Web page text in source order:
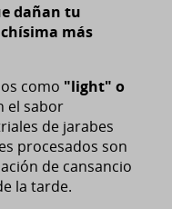
dañan tu
más
como "light" o
el sabor
de jarabes
procesados son
de cansancio
la tarde.